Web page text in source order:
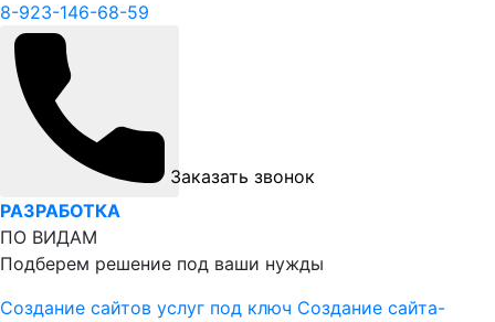
8-923-146-68-59
Заказать звонок
РАЗРАБОТКА
ПО ВИДАМ
Подберем решение под ваши нужды
Создание сайтов услуг под ключ Создание сайта-